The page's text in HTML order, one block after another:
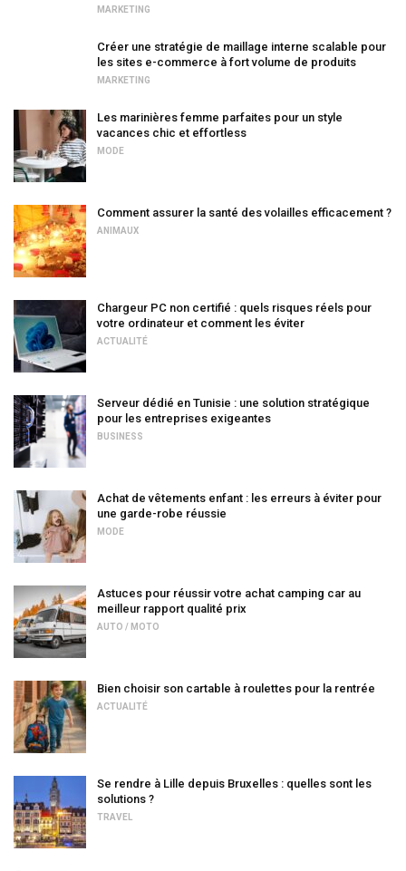
MARKETING
Créer une stratégie de maillage interne scalable pour
les sites e-commerce à fort volume de produits
MARKETING
Les marinières femme parfaites pour un style
vacances chic et effortless
MODE
Comment assurer la santé des volailles efficacement ?
ANIMAUX
Chargeur PC non certifié : quels risques réels pour
votre ordinateur et comment les éviter
ACTUALITÉ
Serveur dédié en Tunisie : une solution stratégique
pour les entreprises exigeantes
BUSINESS
Achat de vêtements enfant : les erreurs à éviter pour
une garde-robe réussie
MODE
Astuces pour réussir votre achat camping car au
meilleur rapport qualité prix
AUTO / MOTO
Bien choisir son cartable à roulettes pour la rentrée
ACTUALITÉ
Se rendre à Lille depuis Bruxelles : quelles sont les
solutions ?
TRAVEL